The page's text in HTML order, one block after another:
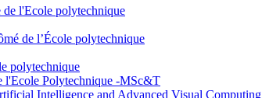
l'Ecole polytechnique
de l’École polytechnique
polytechnique
l'Ecole Polytechnique -MSc&T
Intelligence and Advanced Visual Computing